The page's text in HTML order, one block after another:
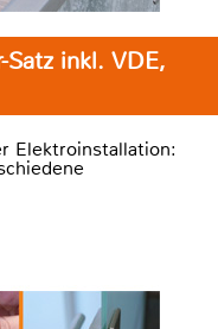
Satz inkl. VDE,
Elektroinstallation: